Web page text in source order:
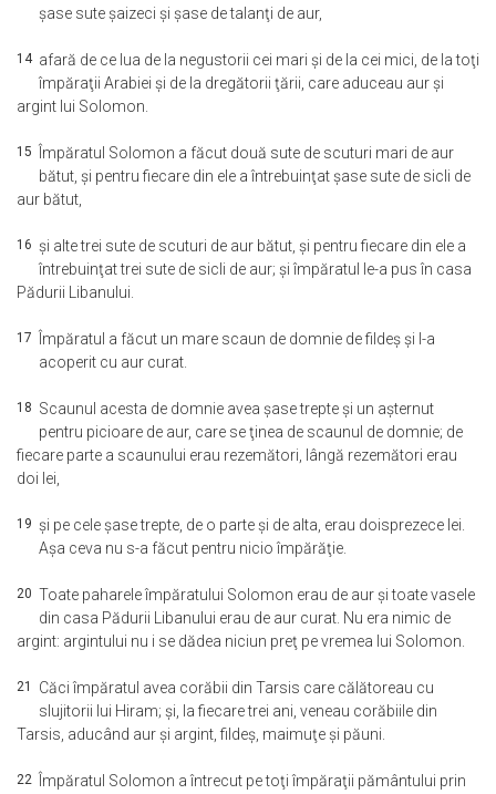
şase sute şaizeci şi şase de talanţi de aur,
14 afară de ce lua de la negustorii cei mari şi de la cei mici, de la toţi
împăraţii Arabiei şi de la dregătorii ţării, care aduceau aur şi
argint lui Solomon.
15
Împăratul Solomon a făcut două sute de scuturi mari de aur
bătut, şi pentru fiecare din ele a întrebuinţat şase sute de sicli de
aur bătut,
16 şi alte trei sute de scuturi de aur bătut, şi pentru fiecare din ele a
întrebuinţat trei sute de sicli de aur; şi împăratul le-a pus în casa
Pădurii Libanului.
17
Împăratul a făcut un mare scaun de domnie de fildeş şi l-a
acoperit cu aur curat.
18 Scaunul acesta de domnie avea şase trepte şi un aşternut
pentru picioare de aur, care se ţinea de scaunul de domnie; de
fiecare parte a scaunului erau rezemători, lângă rezemători erau
doi lei,
19 şi pe cele şase trepte, de o parte şi de alta, erau doisprezece lei.
Aşa ceva nu s-a făcut pentru nicio împărăţie.
20 Toate paharele împăratului Solomon erau de aur şi toate vasele
din casa Pădurii Libanului erau de aur curat. Nu era nimic de
argint: argintului nu i se dădea niciun preţ pe vremea lui Solomon.
21 Căci împăratul avea corăbii din Tarsis care călătoreau cu
slujitorii lui Hiram; şi, la fiecare trei ani, veneau corăbiile din
Tarsis, aducând aur şi argint, fildeş, maimuţe şi păuni.
22
Împăratul Solomon a întrecut pe toţi împăraţii pământului prin